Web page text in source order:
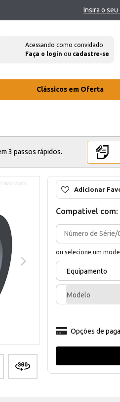
Insira o seu
Acessando como convidado
Faça o login ou cadastre-se
Clássicos em Oferta
3 passos rápidos.
Adicionar
Compativel com:
ou selecione um
Equipamento
Modelo
Opções de